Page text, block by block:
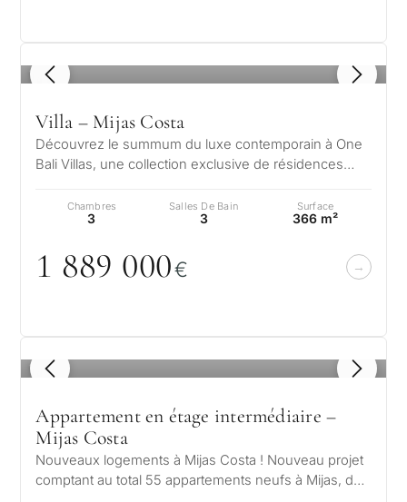
1 / 8
Villa – Mijas Costa
Découvrez le summum du luxe contemporain à One
Bali Villas, une collection exclusive de résidences
Chambres
3
Salles De Bain
3
Surface
366 m²
1 889 000€
1 / 7
Appartement en étage intermédiaire –
Mijas Costa
Nouveaux logements à Mijas Costa ! Nouveau projet
comptant au total 55 appartements neufs à Mijas, de 1